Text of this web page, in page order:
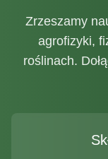
Zrzeszamy
agrofizyki,
roślinach.